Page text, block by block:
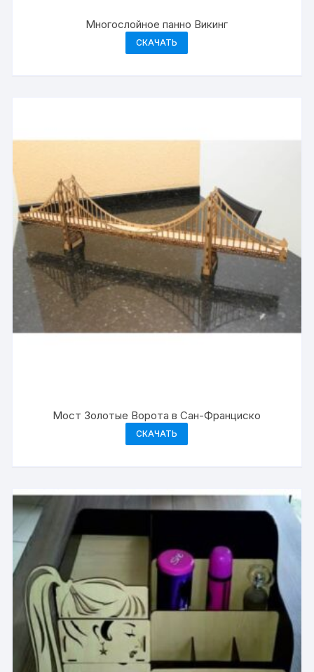
Многослойное панно Викинг
СКАЧАТЬ
Мост Золотые Ворота в Сан-Франциско
СКАЧАТЬ